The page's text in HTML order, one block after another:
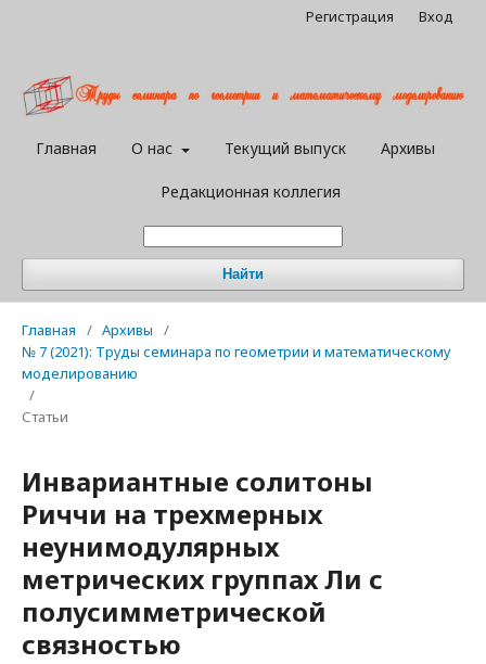
Главная О нас Текущий выпуск Архивы
Редакционная коллегия
Найти
Регистрация Вход
Главная / Архивы
/
№ 7 (2021): Труды семинара по геометрии и математическому
моделированию
/
Статьи
Инвариантные солитоны
Риччи на трехмерных
неунимодулярных
метрических группах Ли с
полусимметрической
связностью